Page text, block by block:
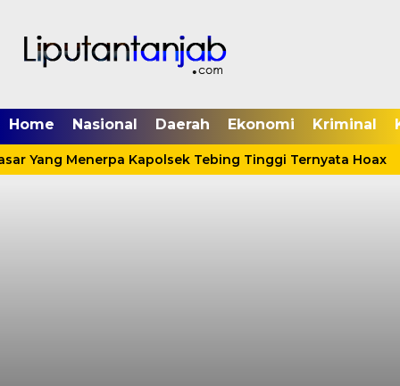
Home Nasional Daerah Ekonomi Kriminal
Yang Menerpa Kapolsek Tebing Tinggi Ternyata Hoax